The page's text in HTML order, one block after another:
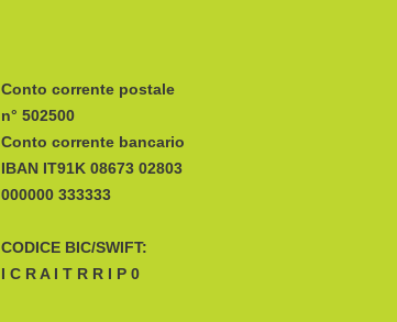
Conto corrente postale
n° 502500
Conto corrente bancario
IBAN
CODICE BIC/SWIFT:
I C R A I T R R I P 0